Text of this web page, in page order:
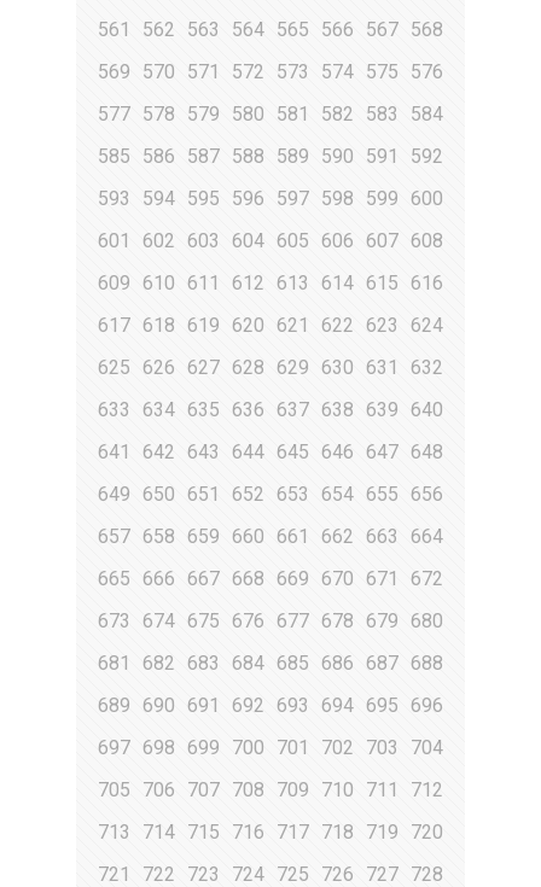
561
562 563 564 565 566 567 568
569
570 571 572 573 574 575
576
577 578 579 580 581 582 583
584
585
586 587 588 589 590 591
592
593
594 595 596 597 598 599
600
601
602 603 604 605 606 607 608
609
610 611 612 613 614 615
616
617 618 619 620 621 622 623
624
625
626 627 628 629 630 631
632
633
634 635 636 637 638 639 640
641
642 643 644 645 646 647 648
649
650 651 652 653 654 655 656
657 658 659 660 661 662 663
664
665
666 667 668 669 670 671
672
673
674 675 676 677 678 679
680
681
682 683 684 685 686 687 688
689
690 691 692 693 694 695
696
697 698 699 700 701 702 703
704
705
706 707 708 709 710 711
712
713
714 715 716 717 718 719
720
721
722 723 724 725 726 727 728